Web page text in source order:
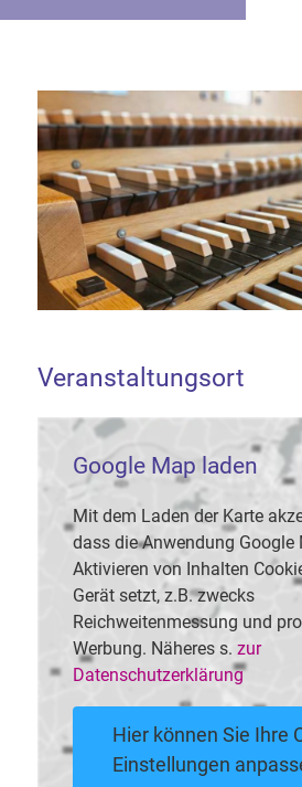
Veranstaltungsort
Google Map laden
Mit dem Laden der Karte
dass die Anwendung Google
Aktivieren von Inhalten
Gerät setzt, z.B. zwecks
Reichweitenmessung und
Werbung. Näheres s. zur
Datenschutzerklärung
Hier können Sie Ihre
Einstellungen